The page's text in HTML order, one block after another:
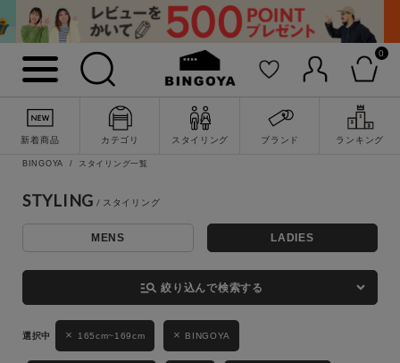
0
新着商品 カテゴリ スタイリング ブランド ランキング
詳細検索
キーワード
性別
MENS LADIES
BINGOYA スタイリング一覧
STYLING
MENS LADIES
manage_search 絞り込んで検索する
165cm~169cm BINGOYA